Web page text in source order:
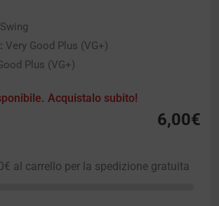
Very Good Plus (VG+)
Plus (VG+)
Acquistalo subito!
6,00€
€ al carrello per la spedizione gratuita